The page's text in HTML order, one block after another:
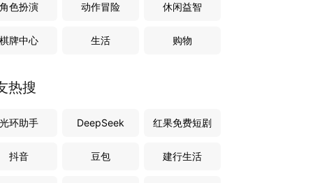
角色扮演 动作冒险 休闲益智
棋牌中心 生活 购物
热搜
光环助手 DeepSeek 红果免费短剧
抖音 豆包 建行生活